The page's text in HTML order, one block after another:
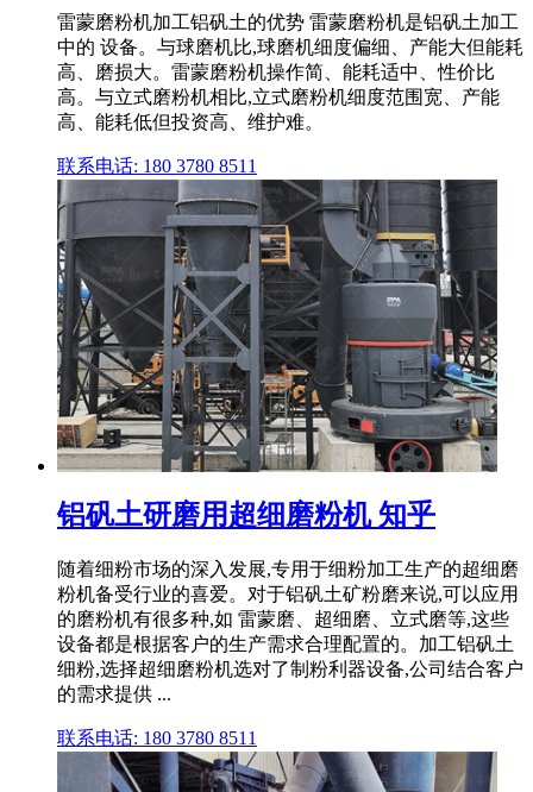
雷蒙磨粉机加工铝矾土的优势 雷蒙磨粉机是铝矾土加工
中的 设备。与球磨机比,球磨机细度偏细、产能大但能耗
高、磨损大。雷蒙磨粉机操作简、能耗适中、性价比
高。与立式磨粉机相比,立式磨粉机细度范围宽、产能
高、能耗低但投资高、维护难。
联系电话: 180 3780 8511
铝矾土研磨用超细磨粉机 知乎
随着细粉市场的深入发展,专用于细粉加工生产的超细磨
粉机备受行业的喜爱。对于铝矾土矿粉磨来说,可以应用
的磨粉机有很多种,如 雷蒙磨、超细磨、立式磨等,这些
设备都是根据客户的生产需求合理配置的。加工铝矾土
细粉,选择超细磨粉机选对了制粉利器设备,公司结合客户
的需求提供 ...
联系电话: 180 3780 8511